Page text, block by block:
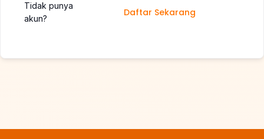
Tidak punya
akun?
Daftar Sekarang